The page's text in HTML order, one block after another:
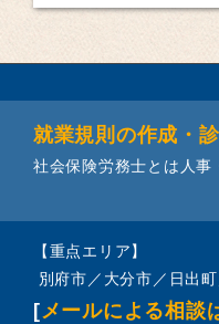
就業規則の作成・
社会保険労務士とは人事
【重点エリア】
別府市／大分市／日出
[メールによる相談